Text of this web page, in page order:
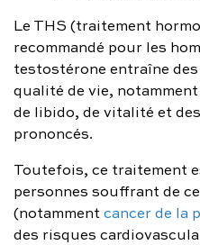
Le THS (traitement
recommandé pour les
testostérone entraîne
qualité de vie,
de libido, de vitalité et
prononcés.
Toutefois, ce traitement
personnes souffrant de
(notammentcancer de la
des risques